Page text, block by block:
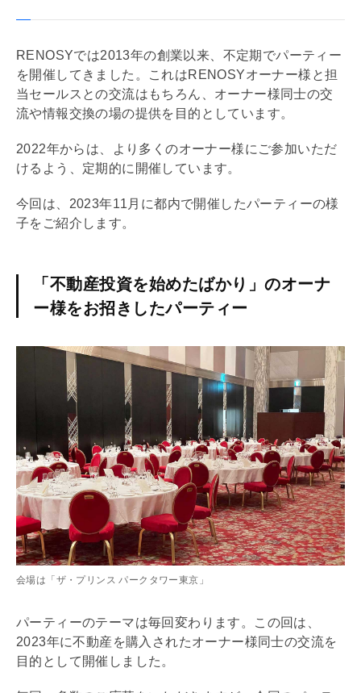
RENOSYでは2013年の創業以来、不定期でパーティー
を開催してきました。これはRENOSYオーナー様と担
当セールスとの交流はもちろん、オーナー様同士の交
流や情報交換の場の提供を目的としています。
2022年からは、より多くのオーナー様にご参加いただ
けるよう、定期的に開催しています。
今回は、2023年11月に都内で開催したパーティーの様
子をご紹介します。
「不動産投資を始めたばかり」のオーナ
ー様をお招きしたパーティー
会場は「ザ・プリンス パークタワー東京」
パーティーのテーマは毎回変わります。この回は、
2023年に不動産を購入されたオーナー様同士の交流を
目的として開催しました。